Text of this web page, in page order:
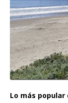
Lo más